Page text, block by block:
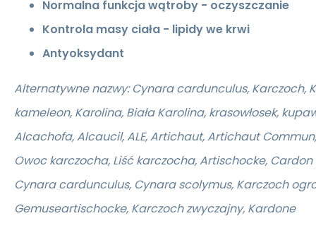
Normalna funkcja wątroby - oczyszczanie
Kontrola masy ciała - lipidy we krwi
Antyoksydant
Alternatywne nazwy: Cynara cardunculus, Karczoch,
kameleon, Karolina, Biała Karolina, krasowłosek,
Alcachofa, Alcaucil, ALE, Artichaut, Artichaut
Owoc karczocha, Liść karczocha, Artischocke,
Cynara cardunculus, Cynara scolymus, Karczoch
Gemuseartischocke, Karczoch zwyczajny, Kardone